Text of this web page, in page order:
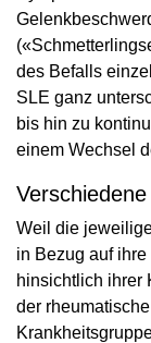
des Befalls
SLE ganz
bis hin zu
einem Wechsel
Weil die
in Bezug auf
hinsichtlich ihrer
der